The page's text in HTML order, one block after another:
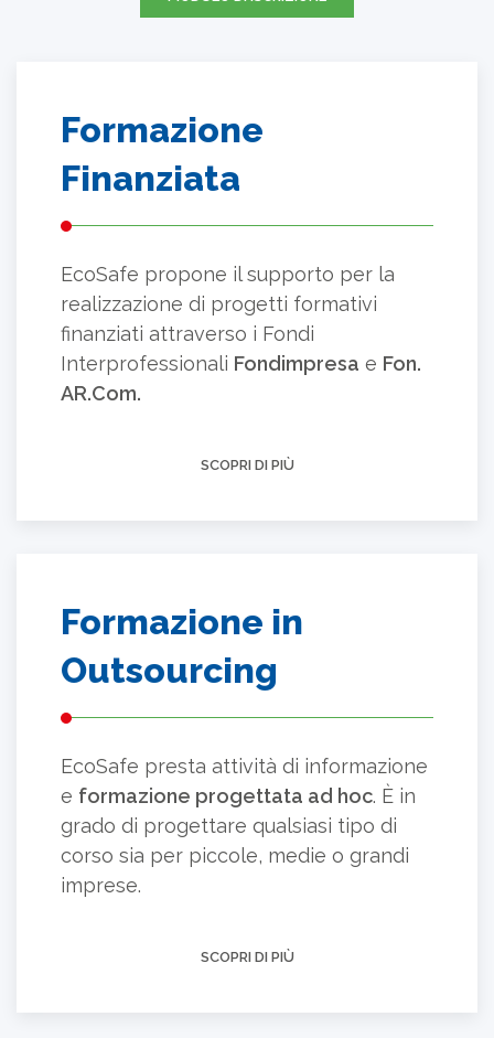
Formazione
Finanziata
EcoSafe propone il supporto per la
realizzazione di progetti formativi
finanziati attraverso i Fondi
Interprofessionali Fondimpresa e Fon.
AR.Com.
SCOPRI DI PIÙ
Formazione in
Outsourcing
EcoSafe presta attività di informazione
e formazione progettata ad hoc. È in
grado di progettare qualsiasi tipo di
corso sia per piccole, medie o grandi
imprese.
SCOPRI DI PIÙ